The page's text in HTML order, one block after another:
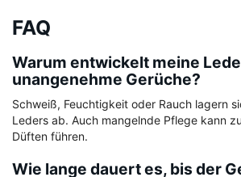
FAQ
Warum entwickelt meine
unangenehme Gerüche?
Schweiß, Feuchtigkeit oder Rauch lagern
Leders ab. Auch mangelnde Pflege kann
Düften führen.
Wie lange dauert es, bis der